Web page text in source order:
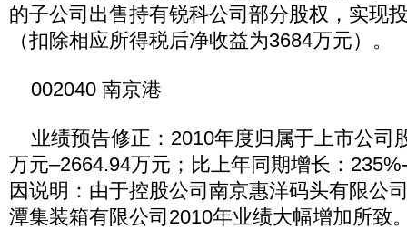
的子公司出售持有锐科公司部分股权，实现
（扣除相应所得税后净收益为3684万元）。
002040 南京港
业绩预告修正：2010年度归属于上市公司
万元–2664.94万元；比上年同期增长：
因说明：由于控股公司南京惠洋码头有限公
潭集装箱有限公司2010年业绩大幅增加所致